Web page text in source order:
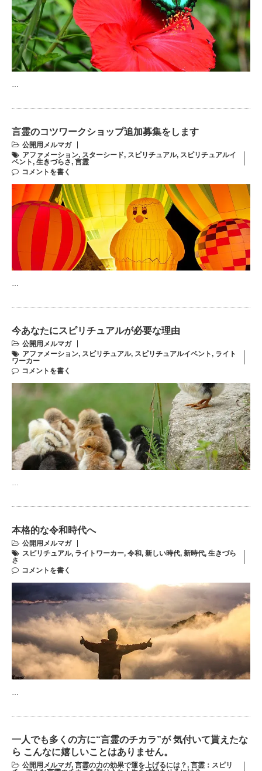
…
言霊のコツワークショップ追加募集をします
公開用メルマガ
アファメーション, スターシード, スピリチュアル, スピリチュアルイ
ベント, 生きづらさ, 言霊
コメントを書く
…
今あなたにスピリチュアルが必要な理由
公開用メルマガ
アファメーション, スピリチュアル, スピリチュアルイベント, ライト
ワーカー
コメントを書く
本格的な令和時代へ
公開用メルマガ
スピリチュアル, ライトワーカー, 令和, 新しい時代, 新時代, 生きづら
さ
コメントを書く
…
一人でも多くの方に“言霊のチカラ”が 気付いて貰えたな
ら こんなに嬉しいことはありません。
公開用メルマガ, 言霊の力の効果で運を上げるには？, 言霊：スピリ